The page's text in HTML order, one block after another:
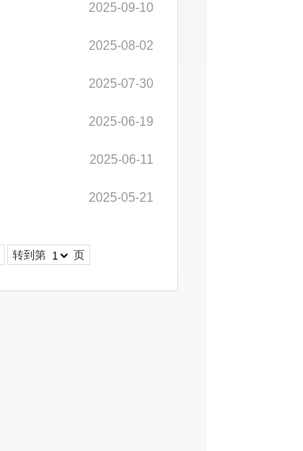
2025-09-10
2025-08-02
2025-07-30
2025-06-19
2025-06-11
2025-05-21
转到第 页